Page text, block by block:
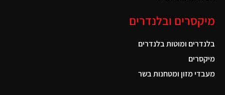
מיקסרים ובלנדרים
בלנדרים ומוטות בלנדרים
מיקסרים
מעבדי מזון ומטחנות בשר